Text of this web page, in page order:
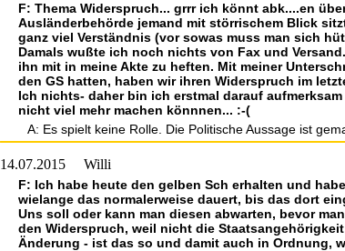
F: Thema Widerspruch... grrr ich könnt abk....en
Ausländerbehörde jemand mit störrischem Blick
ganz viel Verständnis (vor sowas muss man sich
Damals wußte ich noch nichts von Fax und
ihn mit in meine Akte zu heften. Mit meiner
den GS hatten, haben wir ihren Widerspruch im
Ich nichts- daher bin ich erstmal darauf
nicht viel mehr machen könnnen... :-(
A: Es spielt keine Rolle. Die Politische Aussage ist
14.07.2015 Willi
F: Ich habe heute den gelben Sch erhalten und
wielange das normalerweise dauert, bis das dort
Uns soll oder kann man diesen abwarten, bevor
den Widerspruch, weil nicht die
Änderung - ist das so und damit auch in Ordnung,